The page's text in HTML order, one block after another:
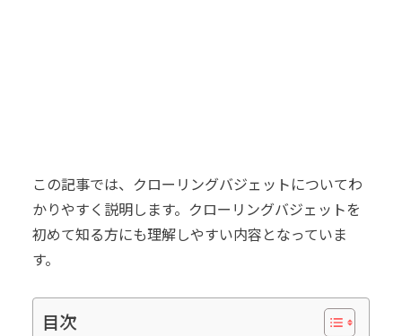
この記事では、クローリングバジェットについてわ
かりやすく説明します。クローリングバジェットを
初めて知る方にも理解しやすい内容となっていま
す。
目次